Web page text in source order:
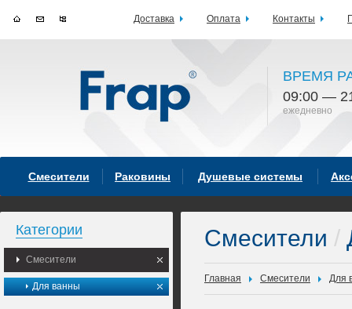
ВРЕМЯ
09:00 —
ежедневно
Смесители Раковины Душевые системы
Категории
Смесители
Для ванны
Смесители /
Главная Смесители Для
Доставка Оплата Контакты